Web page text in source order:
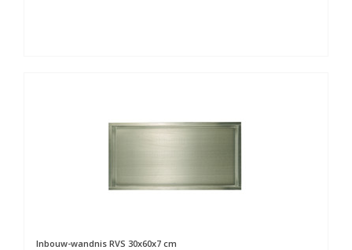
Inbouw-wandnis RVS 30x60x7 cm